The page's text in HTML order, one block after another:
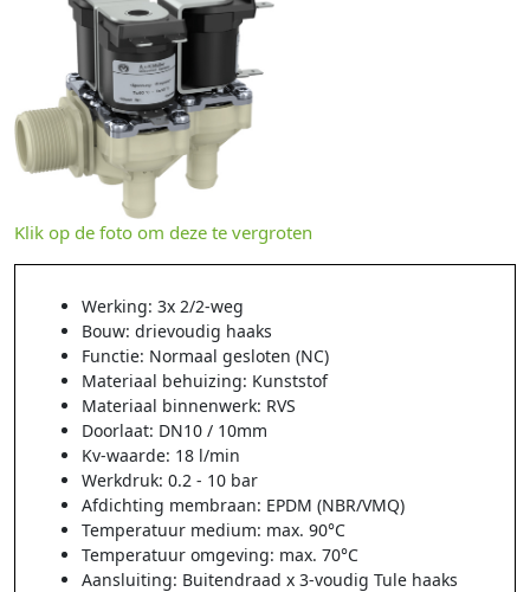
Klik op de foto om deze te vergroten
Werking: 3x 2/2-weg
Bouw: drievoudig haaks
Functie: Normaal gesloten (NC)
Materiaal behuizing: Kunststof
Materiaal binnenwerk: RVS
Doorlaat: DN10 / 10mm
Kv-waarde: 18 l/min
Werkdruk: 0.2 - 10 bar
Afdichting membraan: EPDM (NBR/VMQ)
Temperatuur medium: max. 90°C
Temperatuur omgeving: max. 70°C
Aansluiting: Buitendraad x 3-voudig Tule haaks